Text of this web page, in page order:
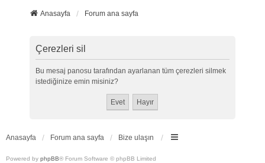
Anasayfa Forum ana sayfa
Çerezleri sil
Bu mesaj panosu tarafından ayarlanan tüm çerezleri silmek
istediğinize emin misiniz?
Anasayfa Forum ana sayfa Bize ulaşın
Powered by phpBB® Forum Software © phpBB Limited